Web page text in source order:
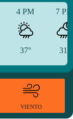
4 PM
37°
7
31°
VIENTO